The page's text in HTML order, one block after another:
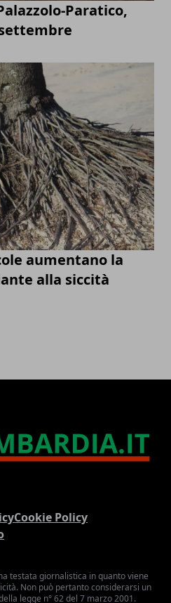
Paratico,
aumentano la
alla siccità
Cookie Policy
testata giornalistica in quanto viene
Non può pertanto considerarsi un
legge n° 62 del 7 marzo 2001.